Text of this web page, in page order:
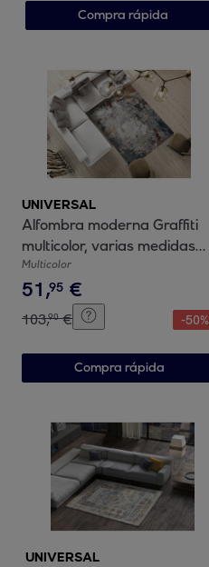
Compra rápida
UNIVERSAL
Alfombra moderna Graffiti
multicolor, varias medidas
disponibles
Multicolor
51,95 €
103,90 € -50%
Compra rápida
UNIVERSAL